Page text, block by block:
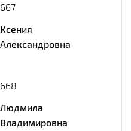
667
Ксения
Александровна
668
Людмила
Владимировна